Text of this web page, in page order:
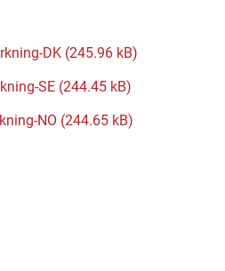
DK (245.96 kB)
SE (244.45 kB)
NO (244.65 kB)